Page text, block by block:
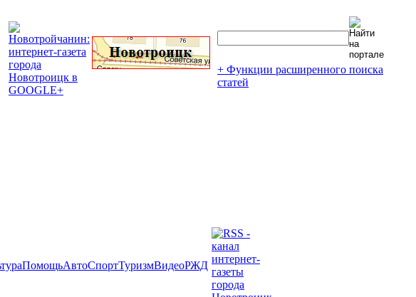
+ Функции расширенного поиска
статей
ПомощьАвтоСпортТуризмВидеоРЖД